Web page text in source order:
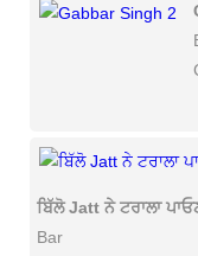
ਬਿੱਲੋ Jatt ਨੇ ਟਰਾਲਾ
Bar